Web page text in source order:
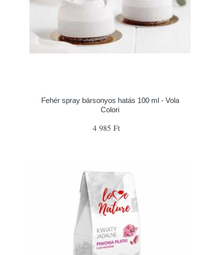
Fehér spray bársonyos hatás 100 ml - Vola
Colori
4 985 Ft